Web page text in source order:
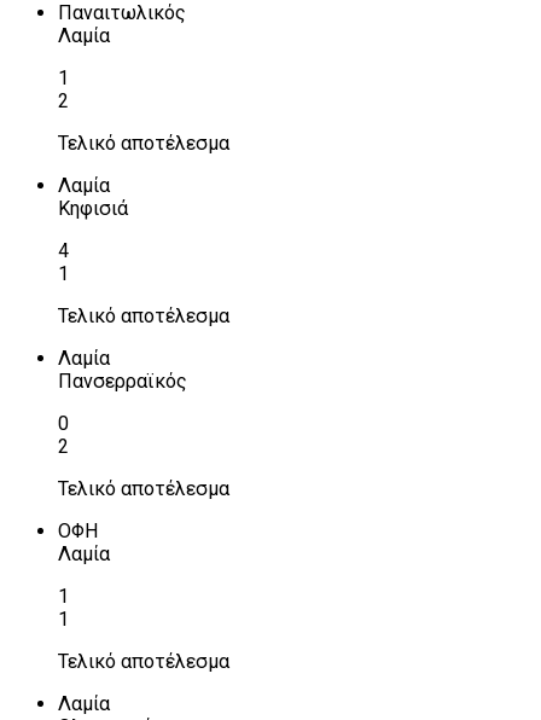
Παναιτωλικός
Λαμία
1
2
Τελικό αποτέλεσμα
Λαμία
Κηφισιά
4
1
Τελικό αποτέλεσμα
Λαμία
Πανσερραϊκός
0
2
Τελικό αποτέλεσμα
ΟΦΗ
Λαμία
1
1
Τελικό αποτέλεσμα
Λαμία